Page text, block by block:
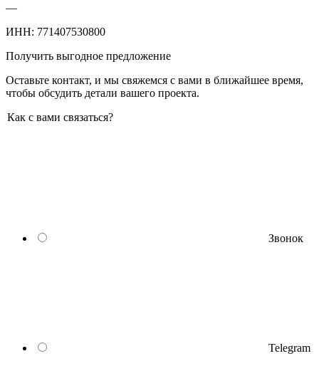
—
ИНН: 771407530800
Получить выгодное предложение
Оставьте контакт, и мы свяжемся с вами в ближайшее время,
чтобы обсудить детали вашего проекта.
Как с вами связаться?
Звонок
Telegram